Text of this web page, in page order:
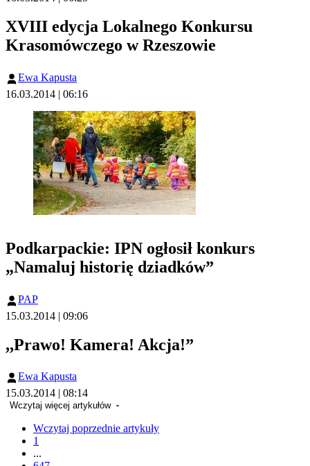
XVIII edycja Lokalnego Konkursu
Krasomówczego w Rzeszowie
Ewa Kapusta
16.03.2014 | 06:16
Podkarpackie: IPN ogłosił konkurs
„Namaluj historię dziadków”
PAP
15.03.2014 | 09:06
,,Prawo! Kamera! Akcja!”
Ewa Kapusta
15.03.2014 | 08:14
Wczytaj więcej artykułów
Wczytaj poprzednie artykuły
1
...